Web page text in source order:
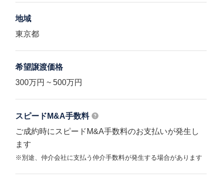
地域
東京都
希望譲渡価格
300万円 ~ 500万円
スピードM&A手数料
ご成約時にスピードM&A手数料のお支払いが発生し
ます
※別途、仲介会社に支払う仲介手数料が発生する場合があります